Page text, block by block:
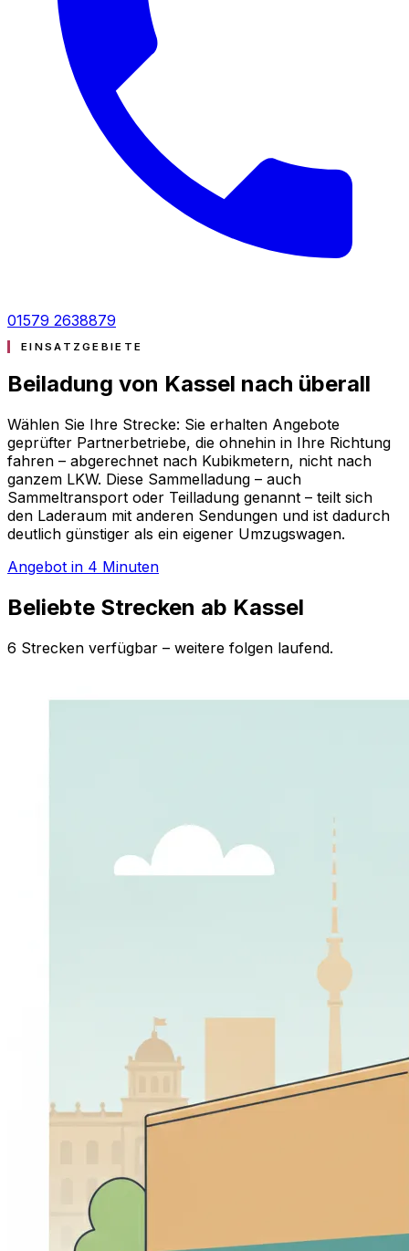
01579 2638879
EINSATZGEBIETE
Beiladung von Kassel nach überall
Wählen Sie Ihre Strecke: Sie erhalten Angebote
geprüfter Partnerbetriebe, die ohnehin in Ihre Richtung
fahren – abgerechnet nach Kubikmetern, nicht nach
ganzem LKW. Diese Sammelladung – auch
Sammeltransport oder Teilladung genannt – teilt sich
den Laderaum mit anderen Sendungen und ist dadurch
deutlich günstiger als ein eigener Umzugswagen.
Angebot in 4 Minuten
Beliebte Strecken ab Kassel
6 Strecken verfügbar – weitere folgen laufend.